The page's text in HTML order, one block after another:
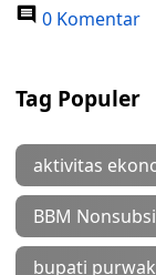
0 Komentar
Tag Populer
aktivitas
BBM
bupati